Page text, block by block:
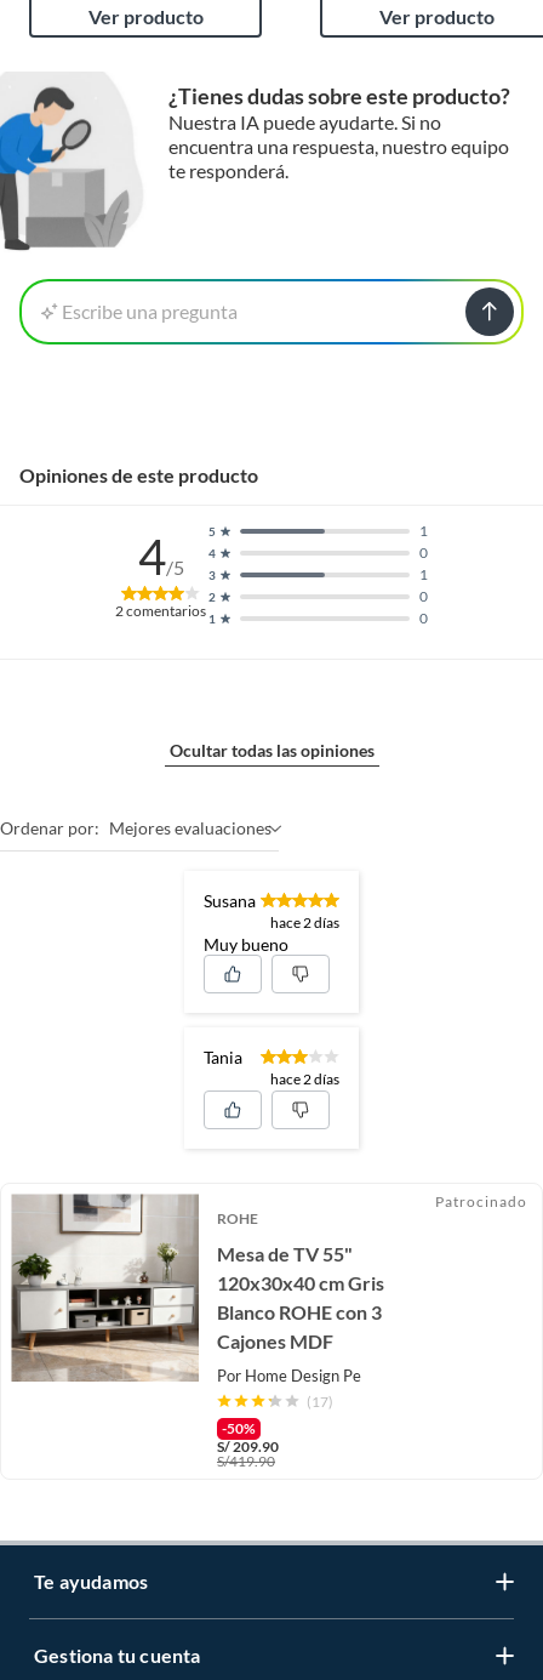
Ver producto Ver producto
¿Tienes dudas sobre este producto?
Nuestra IA puede ayudarte. Si no
encuentra una respuesta, nuestro equipo
te responderá.
Escribe una pregunta
Opiniones de este producto
4/5
2comentarios 1 0
2 0
3 1
4 0
5 1
Ocultar todas las opiniones
Ordenar por: Mejores evaluaciones
Susana
hace 2 días
Muy bueno
Tania
hace 2 días
ROHE
Mesa de TV 55"
120x30x40 cm Gris
Blanco ROHE con 3
Cajones MDF
Por Home Design Pe
(17)
-50%
S/209.90
S/419.90
Patrocinado
Te ayudamos
LIbro de reclamaciones
Gestiona tu cuenta